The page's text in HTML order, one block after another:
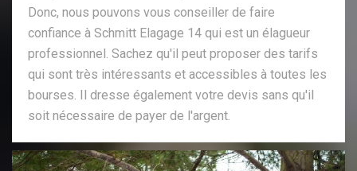
Donc, nous pouvons vous conseiller de faire
confiance à Schmitt Elagage 14 qui est un élagueur
professionnel. Sachez qu'il peut proposer des tarifs
qui sont très intéressants et accessibles à toutes les
bourses. Il dresse également votre devis sans qu'il
soit nécessaire de payer de l'argent.